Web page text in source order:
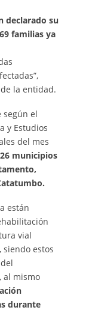
declarado su
familias ya
la entidad.
según el
y Estudios
del mes
municipios
están
vial
siendo estos
al mismo
durante